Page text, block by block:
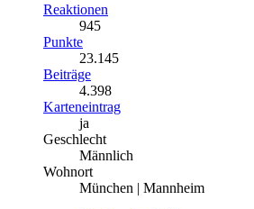
Reaktionen
945
Punkte
23.145
Beiträge
4.398
Karteneintrag
ja
Geschlecht
Männlich
Wohnort
München | Mannheim